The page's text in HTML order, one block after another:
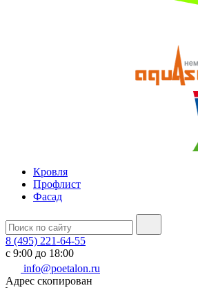
Кровля
Профлист
Фасад
8 (495) 221-64-55
с 9:00 до 18:00
info@poetalon.ru
Адрес скопирован